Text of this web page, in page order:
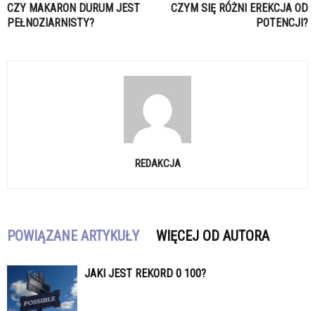
CZY MAKARON DURUM JEST
PEŁNOZIARNISTY?
CZYM SIĘ RÓŻNI EREKCJA OD
POTENCJI?
REDAKCJA
POWIĄZANE ARTYKUŁY WIĘCEJ OD AUTORA
JAKI JEST REKORD 0 100?